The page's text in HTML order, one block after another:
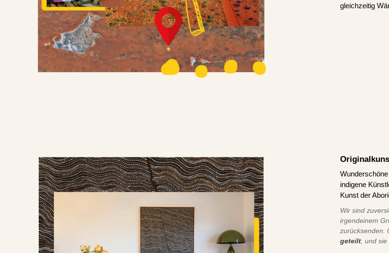
gleichzeitig
indigene
Kunst der
Wir sind
irgendeinem
zurücksenden.
geteilt, und sie